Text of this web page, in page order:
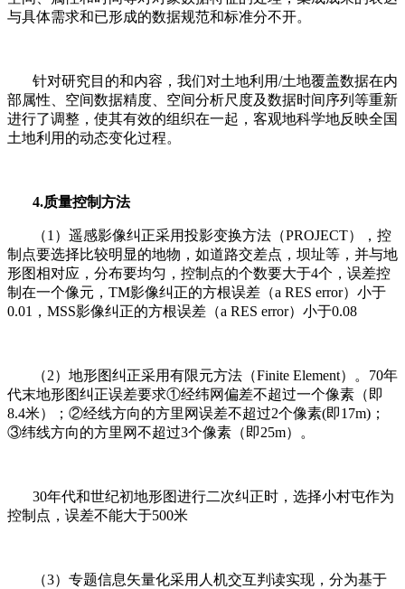
与具体需求和已形成的数据规范和标准分不开。
针对研究目的和内容，我们对土地利用/土地覆盖数据在内
部属性、空间数据精度、空间分析尺度及数据时间序列等重新
进行了调整，使其有效的组织在一起，客观地科学地反映全国
土地利用的动态变化过程。
4.质量控制方法
（1 ）遥感影像纠正采用投影变换方法（PROJECT），控
制点要选择比较明显的地物，如道路交差点，坝址等，并与地
形图相对应，分布要均匀，控制点的个数要大于4个，误差控
制在一个像元， TM影像纠正的方根误差（a RES error）小于
0.01 ， MSS影像纠正的方根误差（a RES error）小于0.08
（2）地形图纠正采用有限元方法（Finite Element）。 70年
代末地形图纠正误差要求①经纬网偏差不超过一个像素（即
8.4米）；②经线方向的方里网误差不超过2个像素(即17m) ；
③纬线方向的方里网不超过3个像素（即25m）。
30年代和世纪初地形图进行二次纠正时，选择小村屯作为
控制点，误差不能大于500米
（3）专题信息矢量化采用人机交互判读实现，分为基于